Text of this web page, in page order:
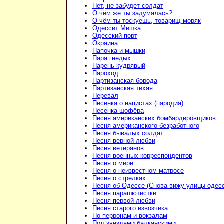
Нет, не забудет солдат
О чём же ты задумалась?
О чём ты тоскуешь, товарищ моряк
Одессит Мишка
Одесский порт
Окраина
Папочка и мышки
Пара гнедых
Парень кудрявый
Пароход
Партизанская борода
Партизанская тихая
Перевал
Песенка о нацистах (пародия)
Песенка шофёра
Песня американских бомбардировщиков
Песня американского безработного
Песня бывалых солдат
Песня верной любви
Песня ветеранов
Песня военных корреспондентов
Песня о мире
Песня о неизвестном матросе
Песня о стрелках
Песня об Одессе (Снова вижу улицы
Песня парашютистки
Песня первой любви
Песня старого извозчика
По перронам и вокзалам